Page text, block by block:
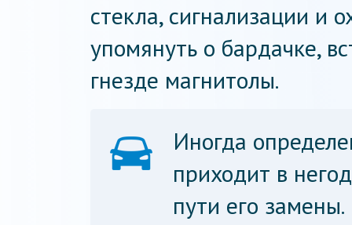
стекла, сигнализации и
упомянуть о бардачке,
гнезде магнитолы.
Иногда
приходит в
пути его